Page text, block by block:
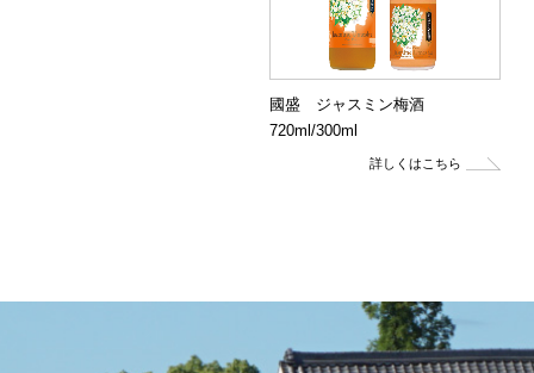
國盛 ジャスミン梅酒
720ml/300ml